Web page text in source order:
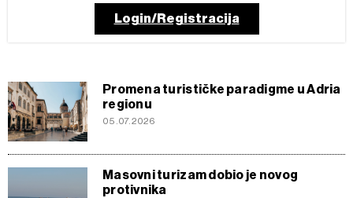
Login/Registracija
Promena turističke paradigme u Adria
regionu
05.07.2026
Masovni turizam dobio je novog
protivnika